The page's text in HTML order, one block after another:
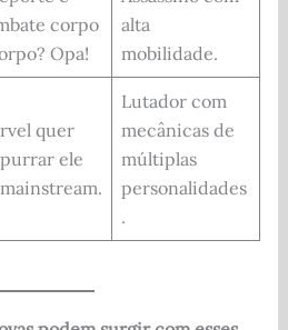
corpo
Opa!
alta
mobilidade.
quer
ele
Lutador com
mecânicas de
múltiplas
personalidades
.